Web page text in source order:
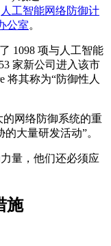
人工智能网络防御计
公室。
1098 项与人工智能
家新公司进入该市
将其称为“防御性人
的网络防御系统的重
大量研发活动”。
量，他们还必须应
施